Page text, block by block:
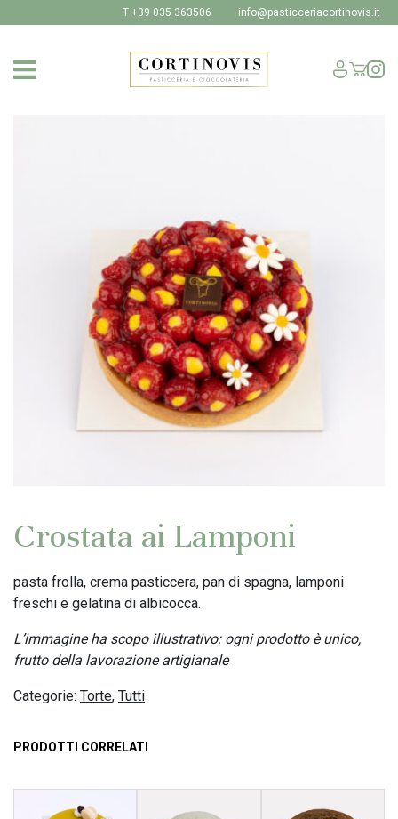
T +39 035 363506 info@pasticceriacortinovis.it
SHOP
Crostata ai Lamponi
pasta frolla, crema pasticcera, pan di spagna, lamponi
freschi e gelatina di albicocca.
L’immagine ha scopo illustrativo: ogni prodotto è unico,
frutto della lavorazione artigianale
Categorie: Torte, Tutti
PRODOTTI CORRELATI